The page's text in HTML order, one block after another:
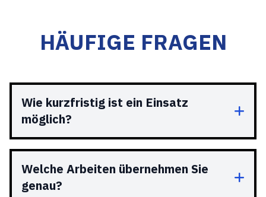
HÄUFIGE FRAGEN
Wie kurzfristig ist ein Einsatz
möglich?
Welche Arbeiten übernehmen Sie
genau?